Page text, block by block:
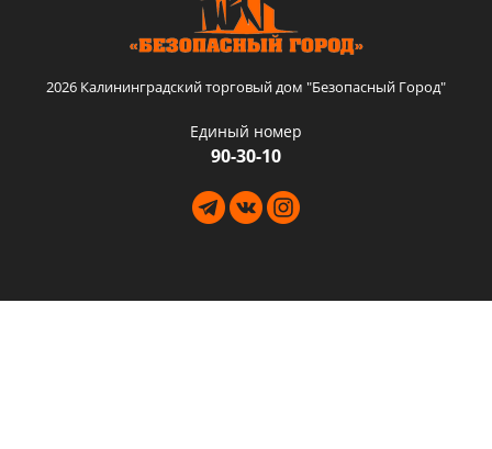
2026 Калининградский торговый дом "Безопасный Город"
Единый номер
90-30-10